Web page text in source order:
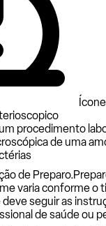
procedimento
de uma
de Preparo.
varia conforme o
seguir as
de saúde ou